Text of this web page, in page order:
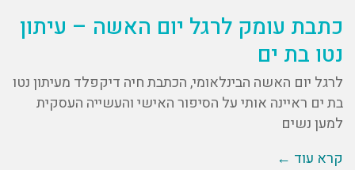
כתבת עומק לרגל יום האשה – עיתון
נטו בת ים
לרגל יום האשה הבינלאומי, הכתבת חיה דיקפלד מעיתון נטו
בת ים ראיינה אותי על הסיפור האישי והעשייה העסקית
למען נשים
קרא עוד ←